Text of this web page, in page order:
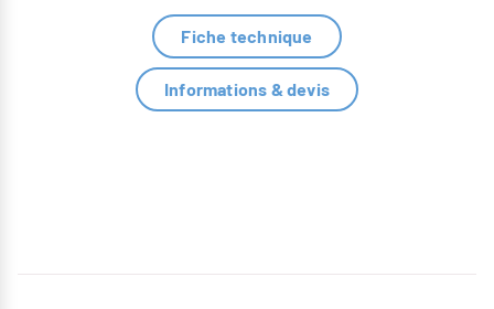
Fiche technique
Informations & devis